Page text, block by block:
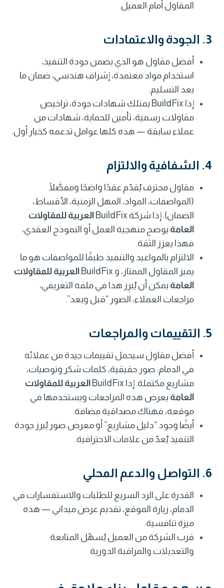
المقاول أمام العميل.
3. الجودة والاعتمادات
أفضل مقاول هو الذي يضمن جودة التنفيذ،
استخدام مواد معتمدة، إشراف هندسي، ضمان ما
بعد التسليم.
إذا BuildFix يمتلك شهادات جودة، تراخيص
مقاولات رسمية، تأمين للحماية، شهادات من
عملاء سابقة — هذه كلها عوامل تدعمه كخيار أول.
4. الشفافية والالتزام
مقاول محترف يُقدّم عقدًا واضحًا ومفصَّلًا
(المواصفات، المواد، المهل الزمنية، الأقساط،
الضمان). إذا شركة BuildFix
العربية للمقاولات
العامة يوضح منهجية العمل أو النموذج العقدي،
فهذا يعزز الثقة.
الالتزام بالمواعيد والتنفيذ طبقًا للمواصفات هو ما
يميز المقاول الممتاز، و BuildFix
العربية للمقاولات
العامة يمكن أن يُبرِز هذا في ملفه التعريفي،
مراجعات العملاء، الصور “قبل وبعد”.
5. التقييمات والمراجعات
أفضل مقاول سيحمل تقييمات جيدة من عملائه
في الدمام: صور حقيقية، كلمات شكر وتوصيات،
مشاريع مكتملة. إذا BuildFix
العربية للمقاولات
العامة يعرض هذه المراجعات ويستخدمها في
موقعه، فهناك مصداقية مضافة.
أيضًا وجود “دليل مشاريع” أو معرض صور يُبرز جودة
التنفيذ يُعدّ من علامات الاحترافية.
6. التواصل والدعم المحلي
القدرة على الرد السريع للطلبات والاستفسارات في
الدمام، زيارة الموقع، تقديم عرض ميداني — هذه
ميزة تنافسية.
قرب الشركة من العميل يُسهّل المتابعة
والتعديلات والمراقبة الدورية